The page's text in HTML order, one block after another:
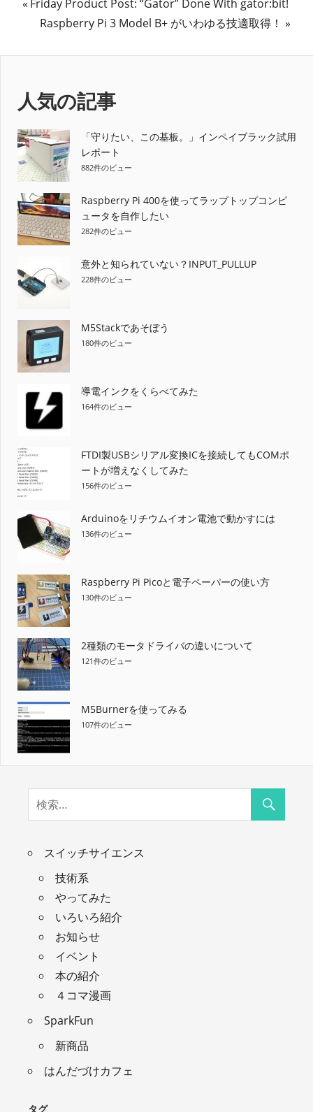
投
稿
ナ
ビ
ゲ
ー
シ
ョ
ン
Friday Product Post: “Gator” Done With gator:bit!
次
Raspberry Pi 3 Model B+ がいわゆる技適取得！
人気の記事
「守りたい、この基板。」インペイブラック試用
レポート
882件のビュー
Raspberry Pi 400を使ってラップトップコンピ
ュータを自作したい
282件のビュー
意外と知られていない？INPUT_PULLUP
228件のビュー
M5Stackであそぼう
180件のビュー
導電インクをくらべてみた
164件のビュー
FTDI製USBシリアル変換ICを接続してもCOMポ
ートが増えなくしてみた
156件のビュー
Arduinoをリチウムイオン電池で動かすには
136件のビュー
Raspberry Pi Picoと電子ペーパーの使い方
130件のビュー
2種類のモータドライバの違いについて
121件のビュー
M5Burnerを使ってみる
107件のビュー
スイッチサイエンス
技術系
やってみた
いろいろ紹介
お知らせ
イベント
本の紹介
４コマ漫画
SparkFun
新商品
はんだづけカフェ
タグ